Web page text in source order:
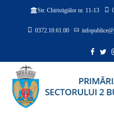
Str. Chiristigiilor nr. 11-13
0372.10.61.00